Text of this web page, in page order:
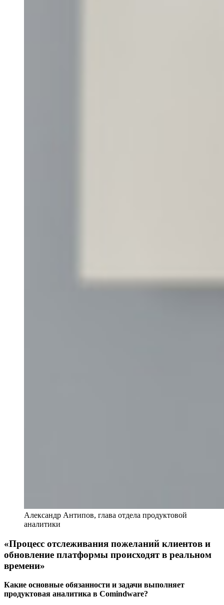
Александр Антипов, глава отдела продуктовой
аналитики
«Процесс отслеживания пожеланий клиентов и
обновление платформы происходят в реальном
времени»
Какие основные обязанности и задачи выполняет
продуктовая аналитика в Comindware?